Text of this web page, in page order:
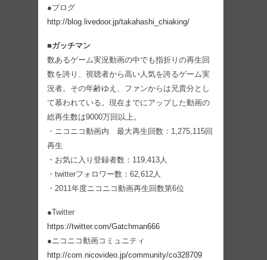
●ブログ
http://blog.livedoor.jp/takahashi_chiaking/
■ガッチマン
数あるゲーム実況動画の中でも指折りの再生回
数を誇り、視聴者から高い人気を誇るゲーム実
況者。その年齢ゆえ、ファンからは兄貴分とし
て慕われている。現在までにアップした動画の
総再生数は9000万回以上。
・ニコニコ動画内 最大再生回数：1,275,115回
再生
・お気に入り登録者数：119,413人
・twitterフォロワー数：62,612人
・2011年度ニコニコ動画再生回数第6位
●Twitter
https://twitter.com/Gatchman666
●ニコニコ動画コミュニティ
http://com.nicovideo.jp/community/co328709